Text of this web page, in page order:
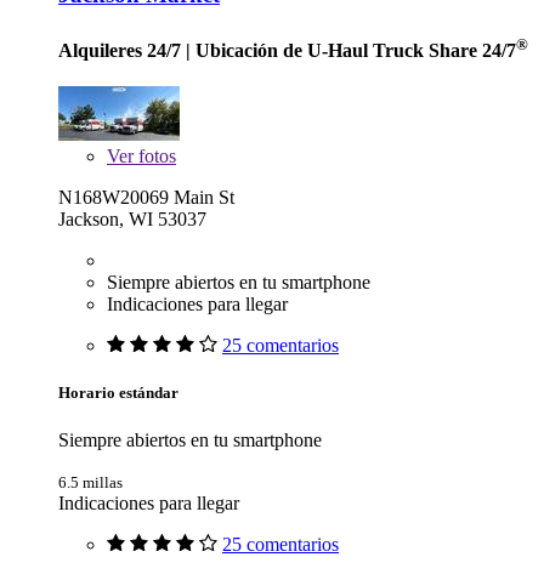
Alquileres 24/7 | Ubicación de U-Haul Truck Share 24/7®
Verfotos
N168W20069 Main St
Jackson, WI 53037
Siempre abiertos en tu smartphone
Indicaciones para llegar
25 comentarios
Horario estándar
Siempre abiertos en tu smartphone
6.5 millas
Indicaciones para llegar
25 comentarios